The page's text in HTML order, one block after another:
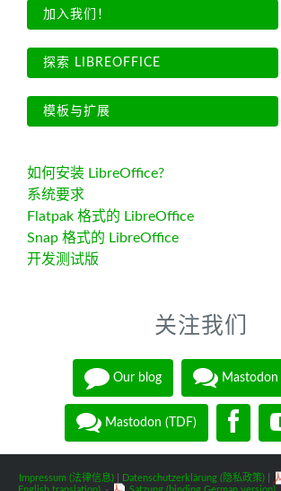
加入我们！
探索 LIBREOFFICE
模板与扩展
如何安装 LibreOffice?
系统要求
Flatpak 格式的 LibreOffice
Snap 格式的 LibreOffice
开发测试版
关注我们
Our blog Mastodon
Mastodon (TDF)
Impressum (法律信息)| Datenschutzerklärung (隐私政策)|